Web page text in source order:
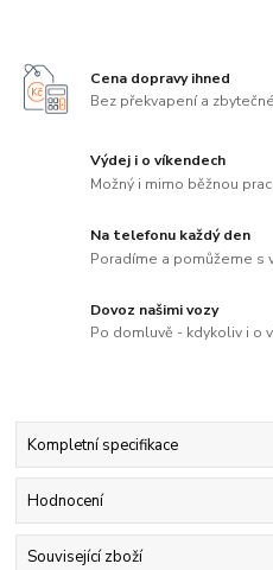
Cena dopravy ihned
Bez překvapení a
Výdej i o víkendech
Možný i mimo běžnou
Na telefonu každý den
Poradíme a pomůžeme s
Dovoz našimi vozy
Po domluvě - kdykoliv i o
Kompletní specifikace
Hodnocení
Související zboží